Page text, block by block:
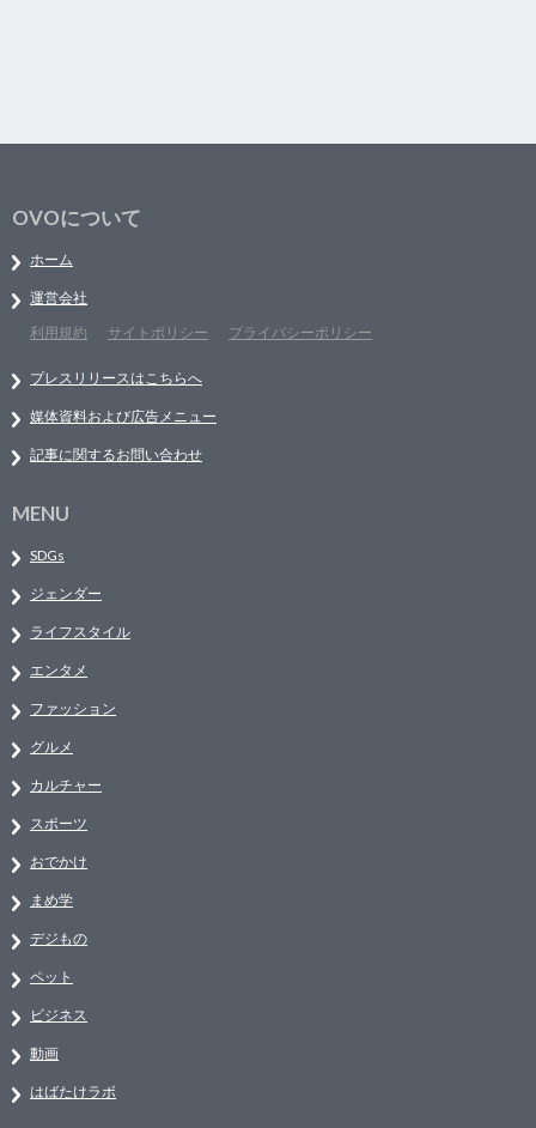
OVOについて
ホーム
運営会社
利用規約
サイトポリシー プライバシーポリシー
プレスリリースはこちらへ
媒体資料および広告メニュー
記事に関するお問い合わせ
MENU
SDGs
ジェンダー
ライフスタイル
エンタメ
ファッション
グルメ
カルチャー
スポーツ
おでかけ
まめ学
デジもの
ペット
ビジネス
動画
はばたけラボ